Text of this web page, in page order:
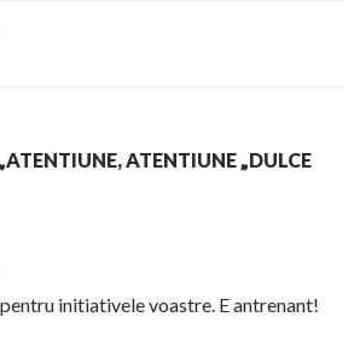
ATENTIUNE „DULCE
initiativele voastre. E antrenant!